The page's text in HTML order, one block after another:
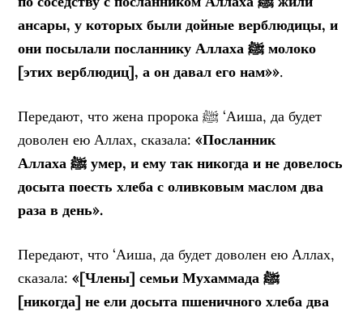
ансары, у которых были дойные верблюдицы, и
они посылали посланнику Аллахаﷺ молоко
[этих верблюдиц], а он давал его нам»».
Передают, что жена пророка ﷺ ‘Аиша, да будет
доволен ею Аллах, сказала: «Посланник
Аллаха ﷺ умер, и ему так никогда и не довелось
досыта поесть хлеба с оливковым маслом два
раза в день».
Передают, что ‘Аиша, да будет доволен ею Аллах,
сказала:«[Члены] семьи Мухаммада ﷺ
[никогда] не ели досыта пшеничного хлеба два